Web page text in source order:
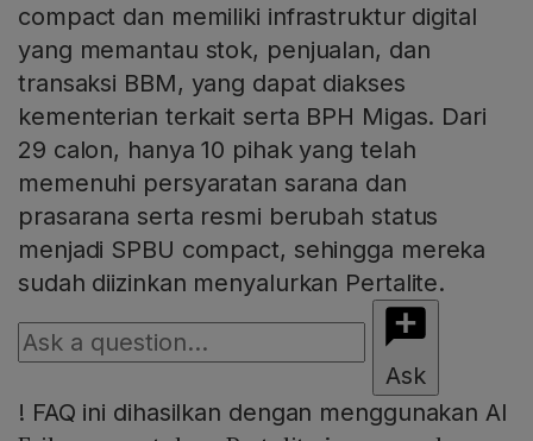
compact dan memiliki infrastruktur digital
yang memantau stok, penjualan, dan
transaksi BBM, yang dapat diakses
kementerian terkait serta BPH Migas. Dari
29 calon, hanya 10 pihak yang telah
memenuhi persyaratan sarana dan
prasarana serta resmi berubah status
menjadi SPBU compact, sehingga mereka
sudah diizinkan menyalurkan Pertalite.
Ask
! FAQ ini dihasilkan dengan menggunakan AI